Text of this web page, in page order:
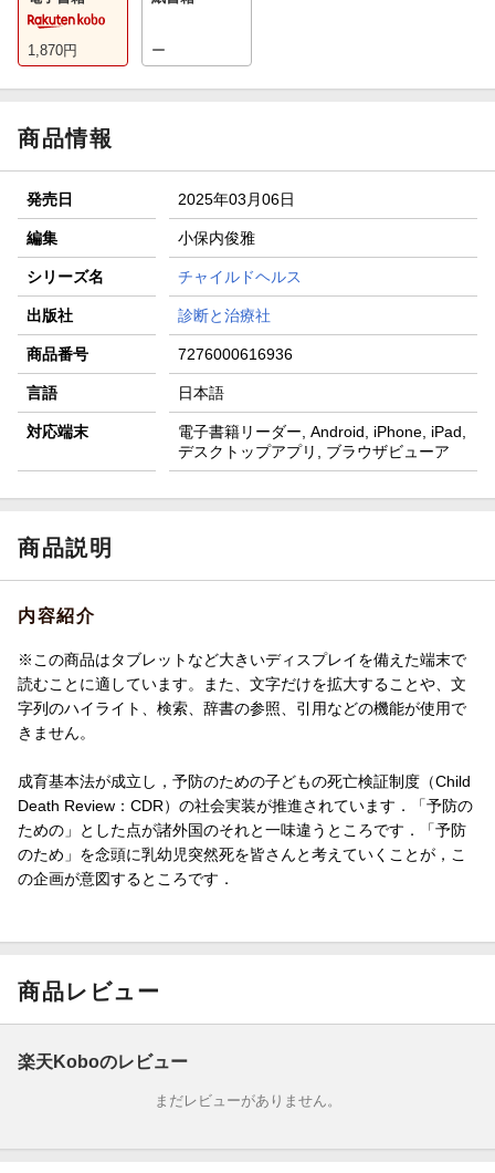
1,870円 ー
商品情報
発売日 2025年03月06日
編集 小保内俊雅
シリーズ名 チャイルドヘルス
出版社 診断と治療社
商品番号 7276000616936
言語 日本語
対応端末
電子書籍リーダー, Android, iPhone, iPad,
デスクトップアプリ, ブラウザビューア
商品説明
内容紹介
※この商品はタブレットなど大きいディスプレイを備えた端末で
読むことに適しています。また、文字だけを拡大することや、文
字列のハイライト、検索、辞書の参照、引用などの機能が使用で
きません。
成育基本法が成立し，予防のための子どもの死亡検証制度（Child
Death Review：CDR）の社会実装が推進されています．「予防の
ための」とした点が諸外国のそれと一味違うところです．「予防
のため」を念頭に乳幼児突然死を皆さんと考えていくことが，こ
の企画が意図するところです．
商品レビュー
楽天Koboのレビュー
まだレビューがありません。